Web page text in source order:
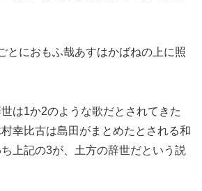
とにおもふ哉あすはかばねの上に照
世は1か2のような歌だとされてきた
幸比古は島田がまとめたとされる和
上記の3が、土方の辞世だという説